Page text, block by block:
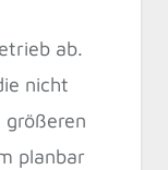
ab.
nicht
planbar